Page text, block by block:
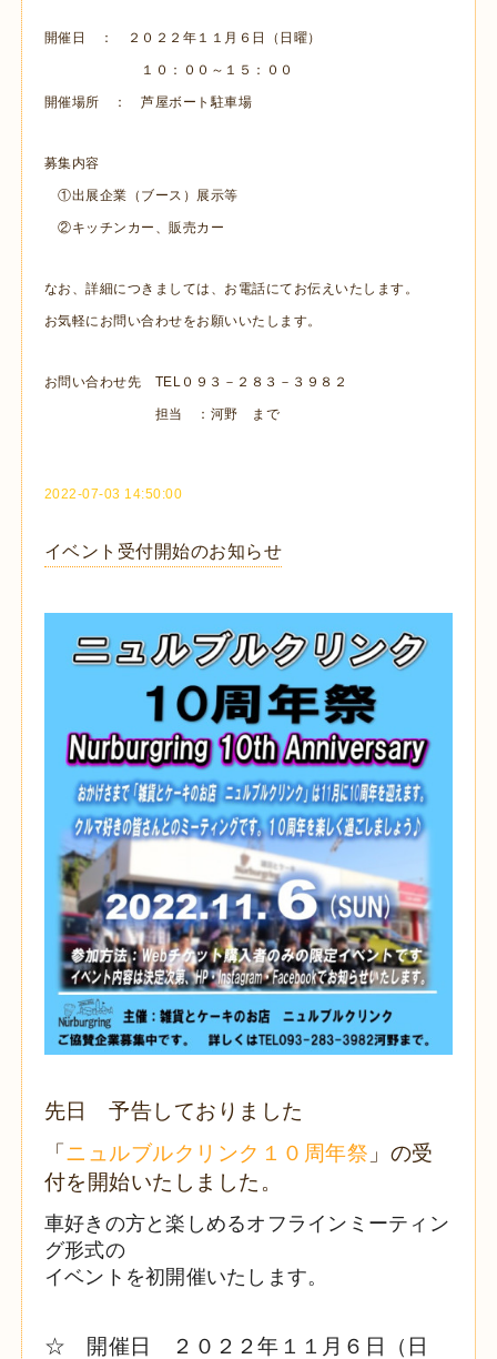
開催日 ： ２０２２年１１月６日（日曜）
１０：００～１５：００
開催場所 ： 芦屋ボート駐車場
募集内容
①出展企業（ブース）展示等
②キッチンカー、販売カー
なお、詳細につきましては、お電話にてお伝えいたします。
お気軽にお問い合わせをお願いいたします。
お問い合わせ先 TEL０９３－２８３－３９８２
担当 ：河野 まで
2022-07-03 14:50:00
イベント受付開始のお知らせ
先日 予告しておりました
「ニュルブルクリンク１０周年祭 」の受
付を開始いたしました。
車好きの方と楽しめるオフラインミーティン
グ形式の
イベントを初開催いたします。
☆ 開催日 ２０２２年１１月６日（日